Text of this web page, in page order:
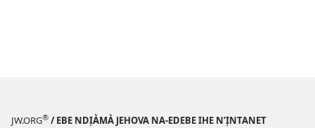
JW.ORG® / EBE NDỊÀMÀ JEHOVA NA-EDEBE IHE N’ỊNTANET